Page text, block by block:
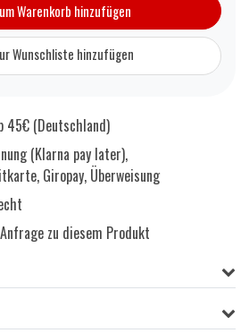
Warenkorb hinzufügen
Wunschliste hinzufügen
45€ (Deutschland)
(Klarna pay later),
Giropay, Überweisung
Anfrage zu diesem Produkt